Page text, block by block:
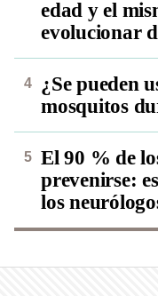
edad y el
evolucionar
¿Se pueden
mosquitos
El 90 % de
prevenirse:
los